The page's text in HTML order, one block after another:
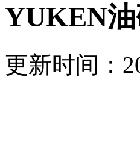
YUKEN
更新时间：